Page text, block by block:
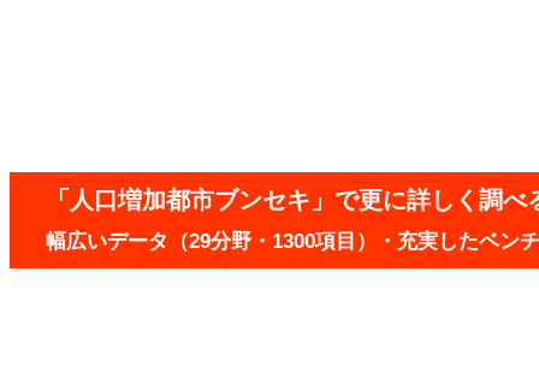
「人口増加都市ブンセキ」で更に詳しく調べ
幅広いデータ（29分野・1300項目）・充実したベン